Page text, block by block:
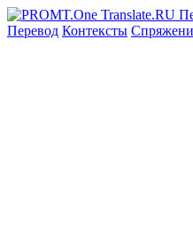
Перевод Контексты